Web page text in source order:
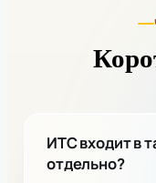
ИТС входит в
отдельно?